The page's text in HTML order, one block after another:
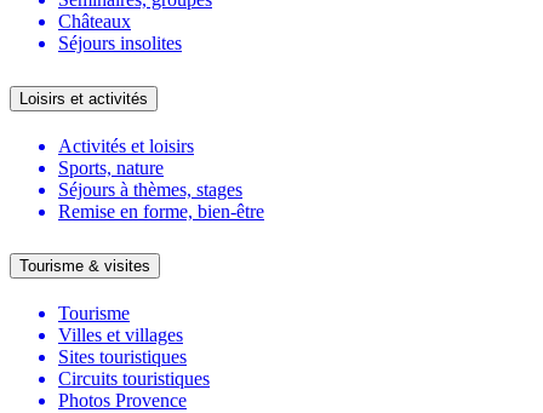
Châteaux
Séjours insolites
Loisirs et activités
Activités et loisirs
Sports, nature
Séjours à thèmes, stages
Remise en forme, bien-être
Tourisme & visites
Tourisme
Villes et villages
Sites touristiques
Circuits touristiques
Photos Provence